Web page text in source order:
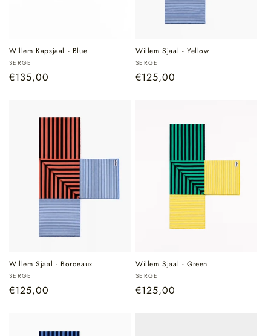
Willem Kapsjaal - Blue
Verkoper:
SERGE
Normale
€135,00
Willem Sjaal - Yellow
Verkoper:
SERGE
Normale
€125,00
Willem Sjaal - Bordeaux
Verkoper:
SERGE
Normale
€125,00
Willem Sjaal - Green
Verkoper:
SERGE
Normale
€125,00